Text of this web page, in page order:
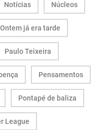
Notícias Núcleos
Ontem já era tarde
Paulo Teixeira
Pensamentos
Pontapé de baliza
League